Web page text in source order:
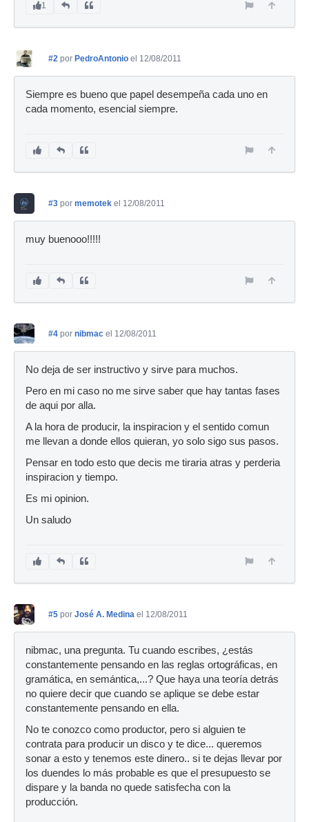
1
#2 por PedroAntonio el 12/08/2011
Siempre es bueno que papel desempeña cada uno en
cada momento, esencial siempre.
#3 por memotek el 12/08/2011
muy buenooo!!!!!
#4 por nibmac el 12/08/2011
No deja de ser instructivo y sirve para muchos.
Pero en mi caso no me sirve saber que hay tantas fases
de aqui por alla.
A la hora de producir, la inspiracion y el sentido comun
me llevan a donde ellos quieran, yo solo sigo sus pasos.
Pensar en todo esto que decis me tiraria atras y perderia
inspiracion y tiempo.
Es mi opinion.
Un saludo
#5 por José A. Medina el 12/08/2011
nibmac, una pregunta. Tu cuando escribes, ¿estás
constantemente pensando en las reglas ortográficas, en
gramática, en semántica,...? Que haya una teoría detrás
no quiere decir que cuando se aplique se debe estar
constantemente pensando en ella.
No te conozco como productor, pero si alguien te
contrata para producir un disco y te dice... queremos
sonar a esto y tenemos este dinero.. si te dejas llevar por
los duendes lo más probable es que el presupuesto se
dispare y la banda no quede satisfecha con la
producción.